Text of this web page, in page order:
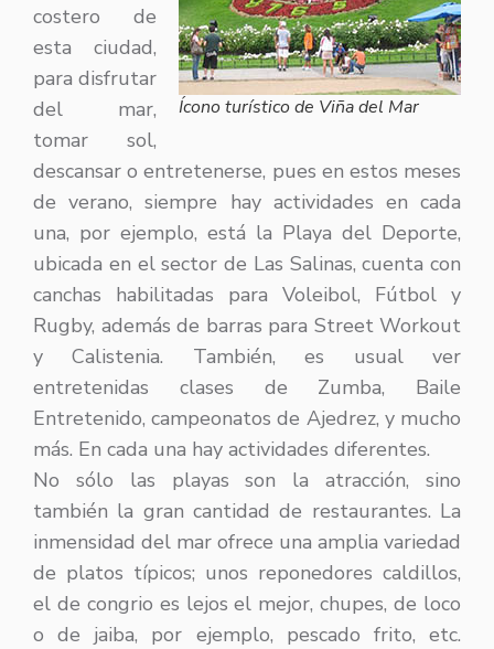
Ícono turístico de Viña del Mar
costero de
esta ciudad,
para disfrutar
del mar,
tomar sol,
descansar o entretenerse, pues en estos meses
de verano, siempre hay actividades en cada
una, por ejemplo, está la Playa del Deporte,
ubicada en el sector de Las Salinas, cuenta con
canchas habilitadas para Voleibol, Fútbol y
Rugby, además de barras para Street Workout
y Calistenia. También, es usual ver
entretenidas clases de Zumba, Baile
Entretenido, campeonatos de Ajedrez, y mucho
más. En cada una hay actividades diferentes.
No sólo las playas son la atracción, sino
también la gran cantidad de restaurantes. La
inmensidad del mar ofrece una amplia variedad
de platos típicos; unos reponedores caldillos,
el de congrio es lejos el mejor, chupes, de loco
o de jaiba, por ejemplo, pescado frito, etc.